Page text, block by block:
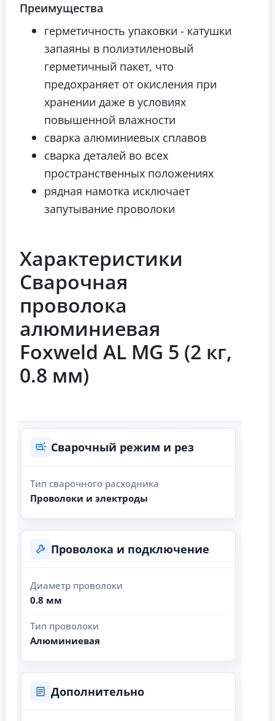
Преимущества
герметичность упаковки - катушки
запаяны в полиэтиленовый
герметичный пакет, что
предохраняет от окисления при
хранении даже в условиях
повышенной влажности
сварка алюминиевых сплавов
сварка деталей во всех
пространственных положениях
рядная намотка исключает
запутывание проволоки
Характеристики
Сварочная
проволока
алюминиевая
Foxweld AL MG 5 (2 кг,
0.8 мм)
Сварочный режим и рез
Тип сварочного расходника
Проволоки и электроды
Проволока и подключение
Диаметр проволоки
0.8 мм
Тип проволоки
Алюминиевая
Дополнительно